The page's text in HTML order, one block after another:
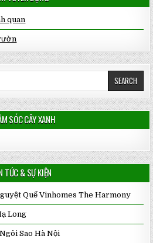
quan
SÓC CÂY XANH
TỨC & SỰ KIỆN
Quế Vinhomes The Harmony
Long
Sao Hà Nội